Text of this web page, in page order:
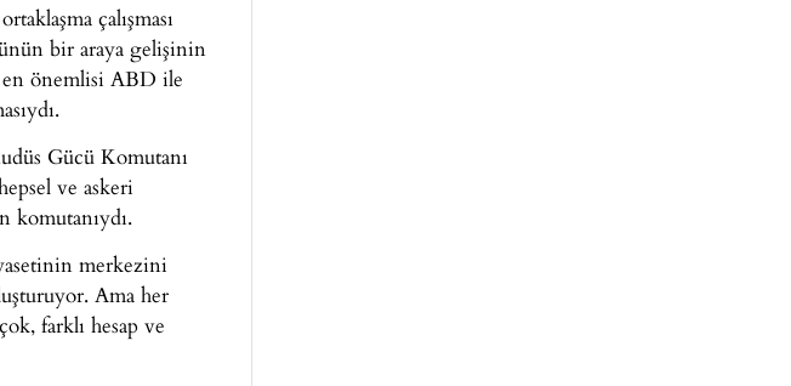
çalışması
bir araya gelişinin
en önemlisi ABD ile
Gücü Komutanı
ve askeri
komutanıydı.
merkezini
Ama her
farklı hesap ve